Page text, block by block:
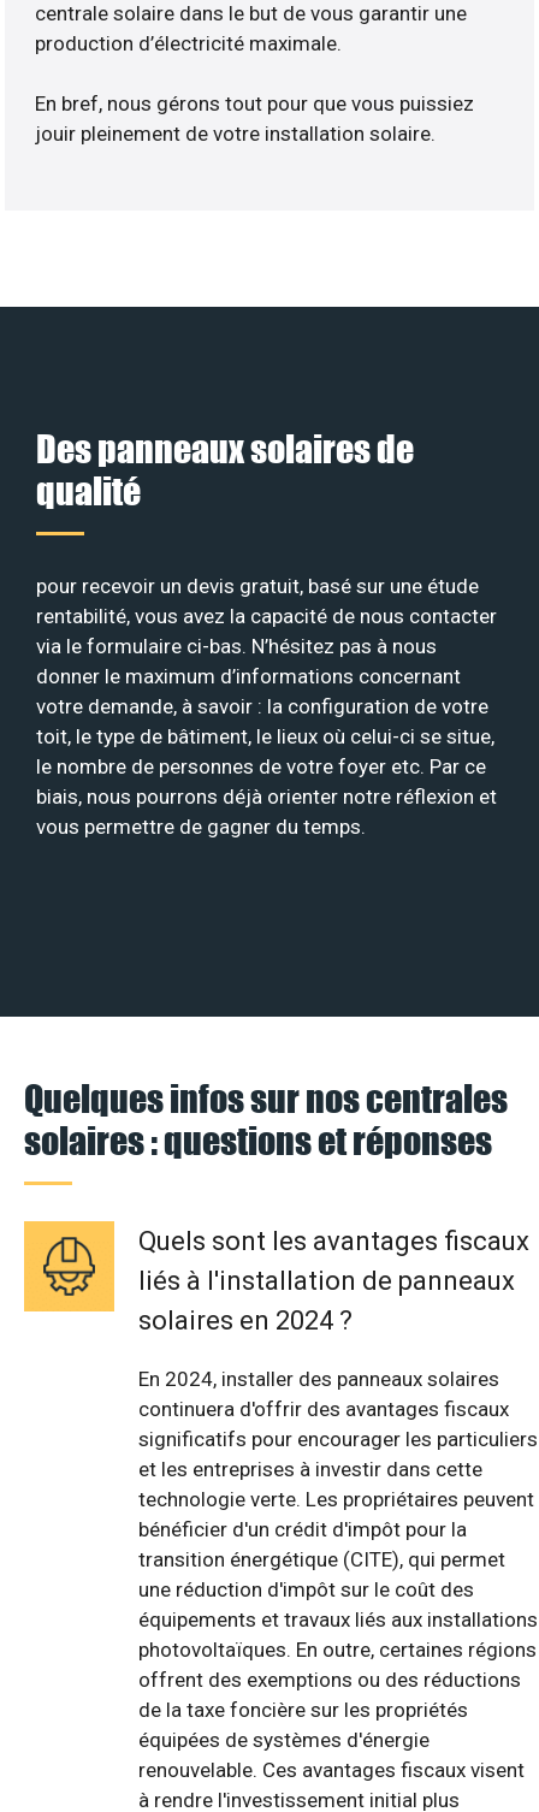
centrale solaire dans le but de vous garantir une
production d’électricité maximale.
En bref, nous gérons tout pour que vous puissiez
jouir pleinement de votre installation solaire.
Des panneaux solaires de
qualité
pour recevoir un devis gratuit, basé sur une étude
rentabilité, vous avez la capacité de nous contacter
via le formulaire ci-bas. N’hésitez pas à nous
donner le maximum d’informations concernant
votre demande, à savoir : la configuration de votre
toit, le type de bâtiment, le lieux où celui-ci se situe,
le nombre de personnes de votre foyer etc. Par ce
biais, nous pourrons déjà orienter notre réflexion et
vous permettre de gagner du temps.
Quelques infos sur nos centrales
solaires : questions et réponses
Quels sont les avantages fiscaux
liés à l'installation de panneaux
solaires en 2024 ?
En 2024, installer des panneaux solaires
continuera d'offrir des avantages fiscaux
significatifs pour encourager les particuliers
et les entreprises à investir dans cette
technologie verte. Les propriétaires peuvent
bénéficier d'un crédit d'impôt pour la
transition énergétique (CITE), qui permet
une réduction d'impôt sur le coût des
équipements et travaux liés aux installations
photovoltaïques. En outre, certaines régions
offrent des exemptions ou des réductions
de la taxe foncière sur les propriétés
équipées de systèmes d'énergie
renouvelable. Ces avantages fiscaux visent
à rendre l'investissement initial plus